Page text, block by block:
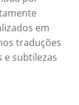
em
traduções
e subtilezas